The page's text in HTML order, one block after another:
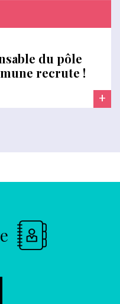
du pôle
recrute !
+